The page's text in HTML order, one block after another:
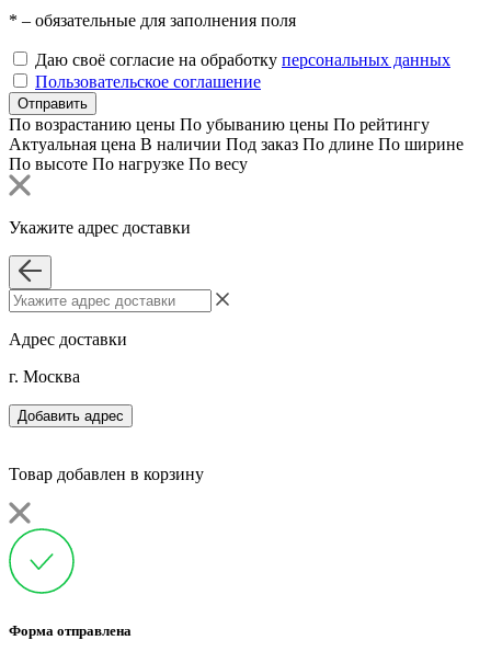
* – обязательные для заполнения поля
Даю своё согласие на обработку персональных данных
Пользовательское соглашение
Отправить
По возрастанию цены По убыванию цены По рейтингу
Актуальная цена В наличии Под заказ По длине По ширине
По высоте По нагрузке По весу
Укажите адрес доставки
Адрес доставки
г. Москва
Добавить адрес
Товар добавлен в корзину
Форма отправлена